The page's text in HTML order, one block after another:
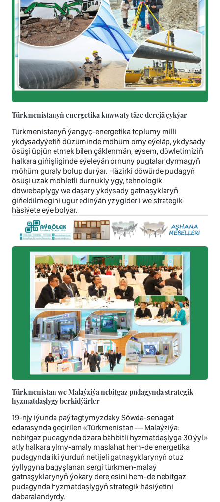
Türkmenistanyň energetika kuwwaty täze derejä çykýar
Türkmenistanyň ýangyç-energetika toplumy milli
ykdysadyýetiň düzüminde möhüm orny eýeläp, ykdysady
ösüşi üpjün etmek bilen çäklenmän, eýsem, döwletimiziň
halkara giňişliginde eýeleýän ornuny pugtalandyrmagyň
möhüm guraly bolup durýar. Häzirki döwürde pudagyň
ösüşi uzak möhletli durnuklylygy, tehnologik
döwrebaplygy we daşary ykdysady gatnaşyklaryň
giňeldilmegini ugur edinýän yzygiderli we strategik
häsiýete eýe bolýar.
Türkmenistan we Malaýziýa nebitgaz pudagynda strategik
hyzmatdaşlygy berkidýärler
19-njy iýunda paýtagtymyzdaky Söwda-senagat
edarasynda geçirilen «Türkmenistan — Malaýziýa:
nebitgaz pudagynda özara bähbitli hyzmatdaşlyga 30 ýyl»
atly halkara ylmy-amaly maslahat hem-de energetika
pudagynda iki ýurduň netijeli gatnaşyklarynyň otuz
ýyllygyna bagyşlanan sergi türkmen-malaý
gatnaşyklarynyň ýokary derejesini hem-de nebitgaz
pudagynda hyzmatdaşlygyň strategik häsiýetini
dabaralandyrdy.